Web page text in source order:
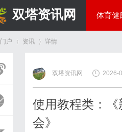
双塔资讯网 体育健
门户 资讯
›
详情
双塔资讯网 2026-
使用教程类：
会》